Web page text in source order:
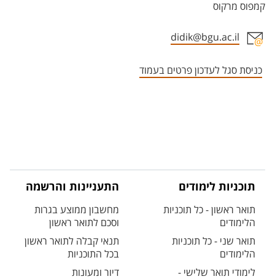
קמפוס מרקוס
didik@bgu.ac.il
כניסת סגל לעדכון פרטים בעמוד
תוכניות לימודים
תואר ראשון - כל תוכניות
הלימודים
תואר שני - כל תוכניות
הלימודים
לימודי תואר שלישי -
התעניינות והרשמה
מחשבון ממוצע בגרות
וסכם לתואר ראשון
תנאי קבלה לתואר ראשון
בכל התוכניות
דיור ומעונות